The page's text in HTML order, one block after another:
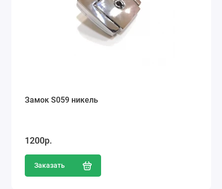
Замок S059 никель
1200р.
Заказать